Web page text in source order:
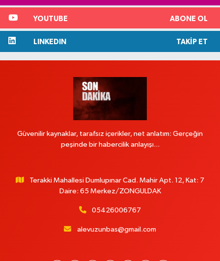
YOUTUBE ABONE OL
LINKEDIN TAKIP ET
Güvenilir kaynaklar, tarafsız içerikler, net anlatım: Gerçeğin
peşinde bir habercilik anlayışı...
Terakki Mahallesi Dumlupınar Cad. Mahir Apt. 12, Kat: 7
Daire: 65 Merkez/ZONGULDAK
05426006767
alevuzunbas@gmail.com